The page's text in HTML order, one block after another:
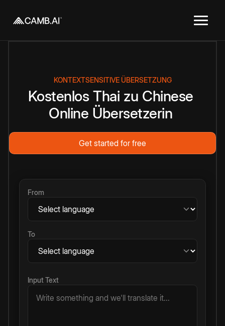
KONTEXTSENSITIVE ÜBERSETZUNG
Kostenlos Thai zu Chinese
Online Übersetzerin
Get started for free
From
To
Input Text